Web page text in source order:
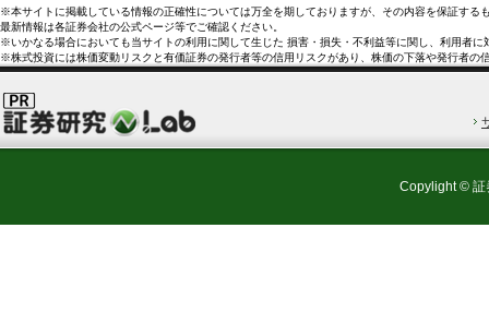
※本サイトに掲載している情報の正確性については万全を期しておりますが、その内容を保証す
最新情報は各証券会社の公式ページ等でご確認ください。
※いかなる場合においても当サイトの利用に関して生じた 損害・損失・不利益等に関し、利用者に
※株式投資には株価変動リスクと有価証券の発行者等の信用リスクがあり、株価の下落や発行者
Copylight © 証